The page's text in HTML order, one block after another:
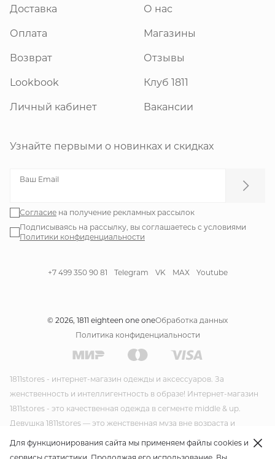
Для функционирования сайта мы применяем файлы cookies и
Доставка
Оплата
Возврат
Lookbook
Личный кабинет
О нас
Магазины
Отзывы
Клуб 1811
Вакансии
Узнайте первыми о новинках и скидках
Ваш Email
Согласие на получение рекламных рассылок
Подписываясь на рассылку, вы соглашаетесь с условиями
Политики конфиденциальности
+7 499 350 90 81 Telegram VK MAX Youtube
© 2026, 1811 eighteen one oneОбработка данных
Политика конфиденциальности
1811stores - интернет-магазин одежды и аксессуаров. За
женственность и интеллигентность в образе! Интернет-магазин
1811stores - это качественная одежда в сегменте middle & up.
Девушка 1811stores — это женственная муза вне возраста и
времени. Красивая и утонченная она несет благородство и стиль
в своем образе. Модная одежда и модные аксессуары от